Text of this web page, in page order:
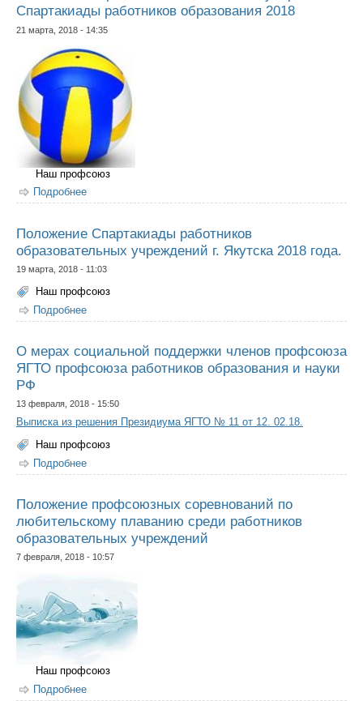
Спартакиады работников образования 2018
21 марта, 2018 - 14:35
Наш профсоюз
Подробнее
Спартакиады работников образования 2018
Положение Спартакиады работников
образовательных учреждений г. Якутска 2018 года.
19 марта, 2018 - 11:03
Наш профсоюз
Подробнее
образовательных учреждений г. Якутска 2018 года.
О мерах социальной поддержки членов профсоюза
ЯГТО профсоюза работников образования и науки
РФ
13 февраля, 2018 - 15:50
Выписка из решения Президиума ЯГТО № 11 от 12. 02.18.
Наш профсоюз
Подробнее
ЯГТО профсоюза работников образования и науки РФ
Положение профсоюзных соревнований по
любительскому плаванию среди работников
образовательных учреждений
7 февраля, 2018 - 10:57
Наш профсоюз
Подробнее